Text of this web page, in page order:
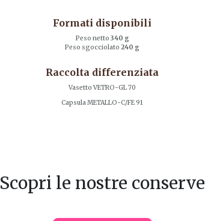
Formati disponibili
Peso netto 340 g
Peso sgocciolato 240 g
Raccolta differenziata
Vasetto VETRO-GL 70
Capsula METALLO-C/FE 91
Scopri le nostre conserve